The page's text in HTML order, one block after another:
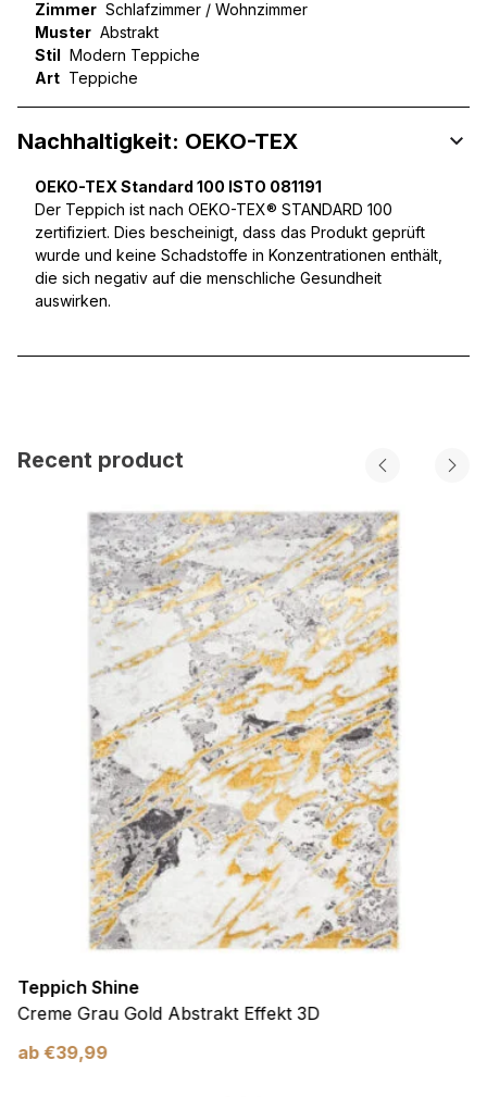
Zimmer Schlafzimmer / Wohnzimmer
Muster Abstrakt
Stil Modern Teppiche
Art Teppiche
Nachhaltigkeit: OEKO-TEX
OEKO-TEX Standard 100 ISTO 081191
Der Teppich ist nach OEKO-TEX® STANDARD 100
zertifiziert. Dies bescheinigt, dass das Produkt geprüft
wurde und keine Schadstoffe in Konzentrationen enthält,
die sich negativ auf die menschliche Gesundheit
auswirken.
Recent product
Teppich Shine
Creme Grau Gold Abstrakt Effekt 3D
ab €39,99